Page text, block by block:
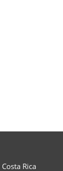
Costa Rica